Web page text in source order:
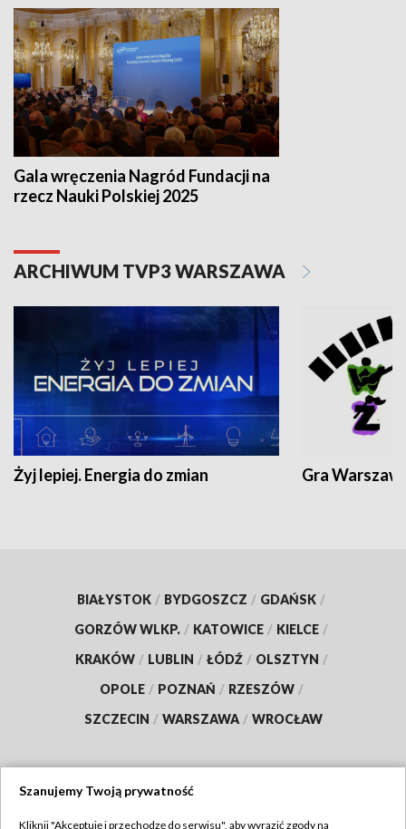
Gala wręczenia Nagród Fundacji na
rzecz Nauki Polskiej 2025
ARCHIWUM TVP3 WARSZAWA
Żyj lepiej. Energia do zmian Gra
BIAŁYSTOK / BYDGOSZCZ / GDAŃSK /
GORZÓW WLKP. / KATOWICE / KIELCE /
KRAKÓW / LUBLIN / ŁÓDŹ / OLSZTYN /
OPOLE / POZNAŃ / RZESZÓW /
SZCZECIN / WARSZAWA / WROCŁAW
Szanujemy Twoją prywatność
Kliknij "Akceptuję i przechodzę do serwisu", aby wyrazić zgody na